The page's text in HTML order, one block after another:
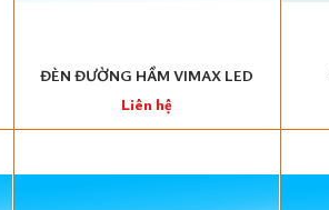
ĐÈN ĐƯỜNG HẦM VIMAX LED
Liên hệ